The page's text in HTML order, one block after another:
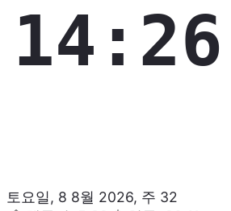
토요일, 8 8월 2026, 주 32